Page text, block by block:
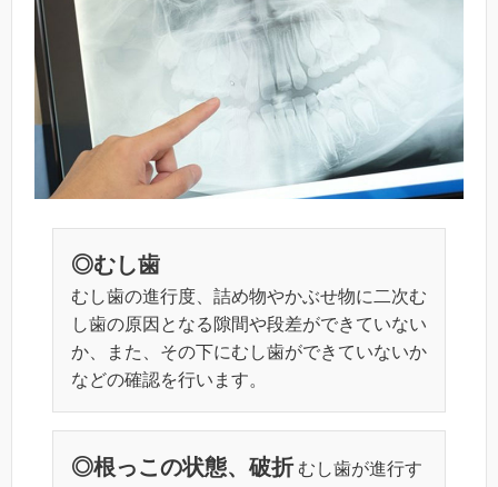
◎むし歯
むし歯の進行度、詰め物やかぶせ物に二次む
し歯の原因となる隙間や段差ができていない
か、また、その下にむし歯ができていないか
などの確認を行います。
◎根っこの状態、破折むし歯が進行す